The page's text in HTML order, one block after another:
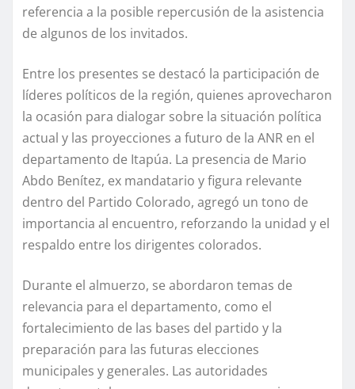
referencia a la posible repercusión de la asistencia
de algunos de los invitados.
Entre los presentes se destacó la participación de
líderes políticos de la región, quienes aprovecharon
la ocasión para dialogar sobre la situación política
actual y las proyecciones a futuro de la ANR en el
departamento de Itapúa. La presencia de Mario
Abdo Benítez, ex mandatario y figura relevante
dentro del Partido Colorado, agregó un tono de
importancia al encuentro, reforzando la unidad y el
respaldo entre los dirigentes colorados.
Durante el almuerzo, se abordaron temas de
relevancia para el departamento, como el
fortalecimiento de las bases del partido y la
preparación para las futuras elecciones
municipales y generales. Las autoridades